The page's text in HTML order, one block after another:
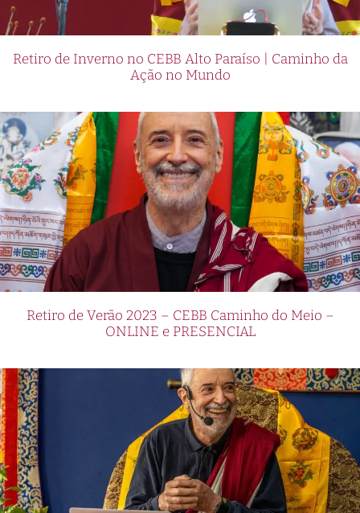
Retiro de Inverno no CEBB Alto Paraíso | Caminho da
Ação no Mundo
Retiro de Verão 2023 – CEBB Caminho do Meio –
ONLINE e PRESENCIAL